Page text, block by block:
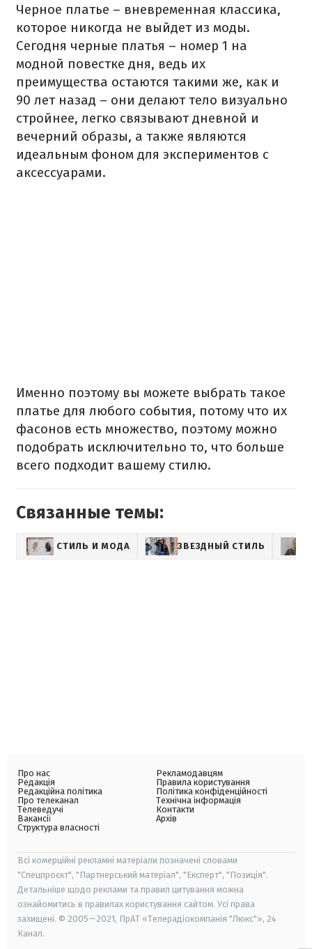
Черное платье – вневременная классика,
которое никогда не выйдет из моды.
Сегодня черные платья – номер 1 на
модной повестке дня, ведь их
преимущества остаются такими же, как и
90 лет назад – они делают тело визуально
стройнее, легко связывают дневной и
вечерний образы, а также являются
идеальным фоном для экспериментов с
аксессуарами.
Именно поэтому вы можете выбрать такое
платье для любого события, потому что их
фасонов есть множество, поэтому можно
подобрать исключительно то, что больше
всего подходит вашему стилю.
Связанные темы:
СТИЛЬ И МОДА ЗВЕЗДНЫЙ СТИЛЬ
Про нас
Редакція
Редакційна політика
Про телеканал
Телеведучі
Вакансії
Структура власності
Рекламодавцям
Правила користування
Політика конфіденційності
Технічна інформація
Контакти
Архів
Всі комерційні рекламні матеріали позначені словами
"Спецпроєкт", "Партнерський матеріал", "Експерт", "Позиція".
Детальніше щодо реклами та правил цитування можна
ознайомитись в правилах користування сайтом. Усі права
захищені. © 2005—2021, ПрАТ «Телерадіокомпанія "Люкс"», 24
Канал.